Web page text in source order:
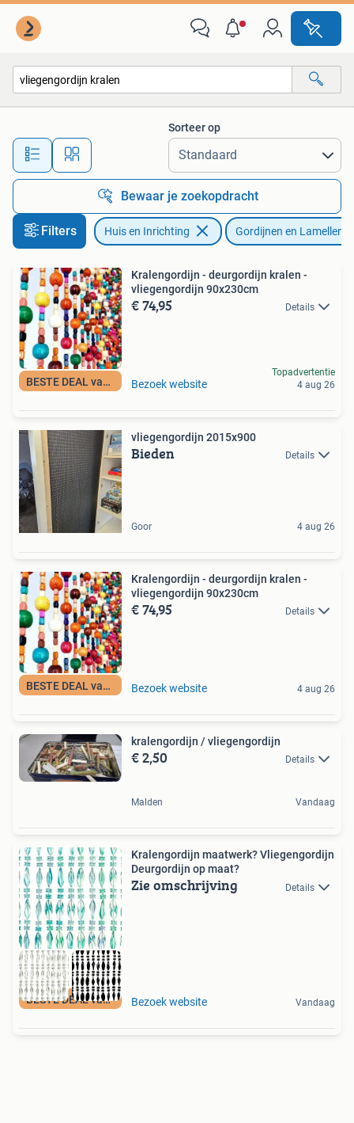
Alle afstanden…
Sorteer op
Bewaar je zoekopdracht
Filters Huis en Inrichting Gordijnen en Lamellen
BESTE DEAL vandaag
Kralengordijn - deurgordijn kralen -
vliegengordijn 90x230cm
€ 74,95 Details
Bezoek website
Topadvertentie
4 aug 26
vliegengordijn 2015x900
Bieden Details
Goor 4 aug 26
BESTE DEAL vandaag
Kralengordijn - deurgordijn kralen -
vliegengordijn 90x230cm
€ 74,95 Details
Bezoek website 4 aug 26
kralengordijn / vliegengordijn
€ 2,50 Details
Malden Vandaag
BESTE DEAL vandaag
Kralengordijn maatwerk? Vliegengordijn
Deurgordijn op maat?
Zie omschrijving Details
Bezoek website Vandaag